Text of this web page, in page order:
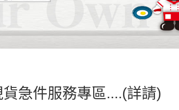
急件服務專區....(詳請)